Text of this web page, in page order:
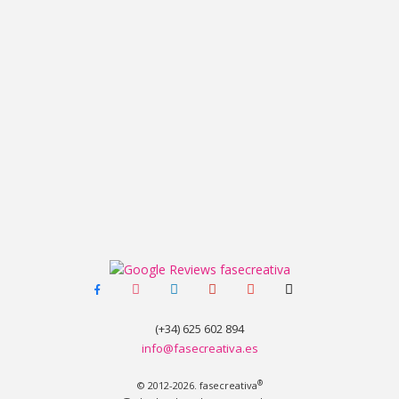
facebook-instagramlinkedin pinterestyoutube tiktok
(+34) 625 602 894
info@fasecreativa.es
© 2012-2026. fasecreativa®